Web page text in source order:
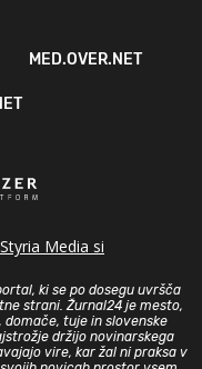
MED.OVER.NET
Styria Media si
ki se po dosegu uvršča
strani. Žurnal24 je mesto,
tuje in slovenske
držijo novinarskega
vire, kar žal ni praksa v